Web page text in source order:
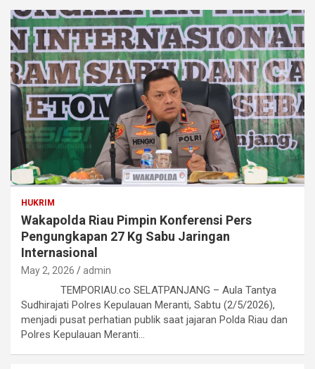
HUKRIM
Wakapolda Riau Pimpin Konferensi Pers
Pengungkapan 27 Kg Sabu Jaringan
Internasional
May 2, 2026 admin
TEMPORIAU.co SELATPANJANG – Aula Tantya
Sudhirajati Polres Kepulauan Meranti, Sabtu (2/5/2026),
menjadi pusat perhatian publik saat jajaran Polda Riau dan
Polres Kepulauan Meranti…